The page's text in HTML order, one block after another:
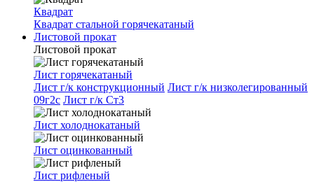
Квадрат
Квадрат стальной горячекатаный
Листовой прокат
Листовой прокат
Лист горячекатаный
Лист г/к конструкционный Лист г/к низколегированный
09г2с Лист г/к Ст3
Лист холоднокатаный
Лист оцинкованный
Лист рифленый